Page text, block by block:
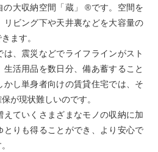
の大収納空間「蔵」 ®です。空間を
リビング下や天井裏などを大容量の
ます。
、震災などでライフラインがスト
活用品を数日分、備あ蓄すること
かし単身者向けの賃貸住宅では、そ
が現状難しいのです。
えていくさまざまなモノの収納に加
とりも得ることができ、より安心で